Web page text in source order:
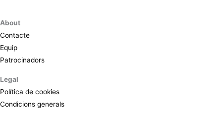
About
Contacte
Equip
Patrocinadors
Legal
Política de cookies
Condicions generals